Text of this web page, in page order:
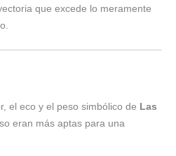
que excede lo meramente
el eco y el peso simbólico de Las
eran más aptas para una